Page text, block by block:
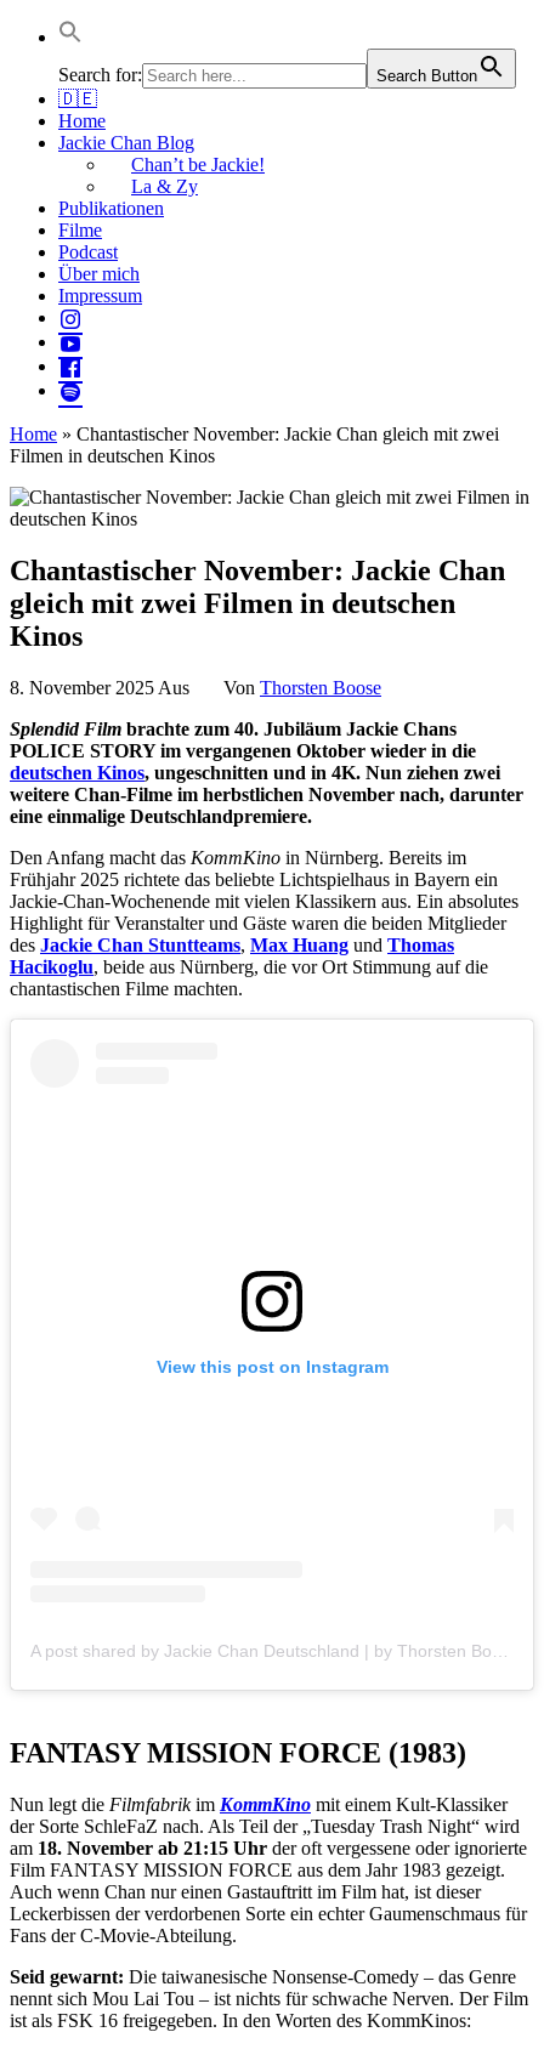
Jackie Chan Deutschland | Thorsten Boose
Autor & Jackie-Chan-Historiker
Search for:
Search Button
🇩🇪
Home
Jackie Chan Blog
Chan’t be Jackie!
La & Zy
Publikationen
Filme
Podcast
Über mich
Impressum
Home » Chantastischer November: Jackie Chan gleich mit zwei
Filmen in deutschen Kinos
Chantastischer November: Jackie Chan
gleich mit zwei Filmen in deutschen
Kinos
8. November 2025 Aus Von Thorsten Boose
Splendid Film brachte zum 40. Jubiläum Jackie Chans
POLICE STORY im vergangenen Oktober wieder in die
deutschen Kinos, ungeschnitten und in 4K. Nun ziehen zwei
weitere Chan-Filme im herbstlichen November nach, darunter
eine einmalige Deutschlandpremiere.
Den Anfang macht das KommKino in Nürnberg. Bereits im
Frühjahr 2025 richtete das beliebte Lichtspielhaus in Bayern ein
Jackie-Chan-Wochenende mit vielen Klassikern aus. Ein absolutes
Highlight für Veranstalter und Gäste waren die beiden Mitglieder
des Jackie Chan Stuntteams, Max Huang und Thomas
Hacikoglu, beide aus Nürnberg, die vor Ort Stimmung auf die
chantastischen Filme machten.
View this post on Instagram
FANTASY MISSION FORCE (1983)
Nun legt die Filmfabrikim KommKino mit einem Kult-Klassiker
der Sorte SchleFaZ nach. Als Teil der „Tuesday Trash Night“ wird
am 18. November ab 21:15 Uhr der oft vergessene oder ignorierte
Film FANTASY MISSION FORCE aus dem Jahr 1983 gezeigt.
Auch wenn Chan nur einen Gastauftritt im Film hat, ist dieser
Leckerbissen der verdorbenen Sorte ein echter Gaumenschmaus für
Fans der C-Movie-Abteilung.
Seid gewarnt: Die taiwanesische Nonsense-Comedy – das Genre
nennt sich Mou Lai Tou – ist nichts für schwache Nerven. Der Film
ist als FSK 16 freigegeben. In den Worten des KommKinos: